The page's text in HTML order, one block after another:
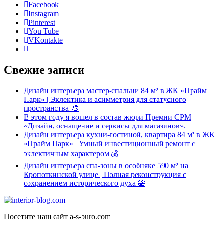
Facebook
Instagram
Pinterest
You Tube
VKontakte
Свежие записи
Дизайн интерьера мастер-спальни 84 м² в ЖК «Прайм
Парк» | Эклектика и асимметрия для статусного
пространства 🎨
В этом году я вошел в состав жюри Премии CPM
«Дизайн, оснащение и сервисы для магазинов».
Дизайн интерьера кухни-гостиной, квартира 84 м² в ЖК
«Прайм Парк» | Умный инвестиционный ремонт с
эклектичным характером 💰
Дизайн интерьера спа-зоны в особняке 590 м² на
Кропоткинской улице | Полная реконструкция с
сохранением исторического духа 🛀
Посетите наш сайт a-s-buro.com